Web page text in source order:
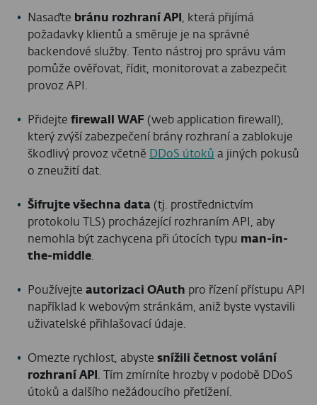
Nasaďte bránu rozhraní API , která přijímá
požadavky klientů a směruje je na správné
backendové služby. Tento nástroj pro správu vám
pomůže ověřovat, řídit, monitorovat a zabezpečit
provoz API.
Přidejte firewall WAF (web application firewall),
který zvýší zabezpečení brány rozhraní a zablokuje
škodlivý provoz včetně DDoS útoků a jiných pokusů
o zneužití dat.
Šifrujte všechna data (tj. prostřednictvím
protokolu TLS) procházející rozhraním API, aby
nemohla být zachycena při útocích typu man-in-
the-middle
Používejte autorizaci OAuth pro řízení přístupu API
například k webovým stránkám, aniž byste vystavili
uživatelské přihlašovací údaje.
Omezte rychlost, abyste snížili četnost volání
rozhraní API . Tím zmírníte hrozby v podobě DDoS
útoků a dalšího nežádoucího přetížení.